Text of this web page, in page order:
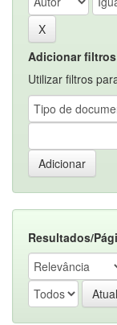
Adicionar
Utilizar filtros
Resultados/